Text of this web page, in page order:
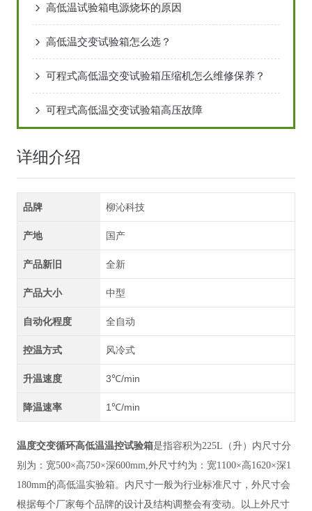
高低温试验箱电源烧坏的原因
高低温交变试验箱怎么选？
可程式高低温交变试验箱压缩机怎么维修保养？
可程式高低温交变试验箱高压故障
详细介绍
品牌 柳沁科技
产地 国产
产品新旧 全新
产品大小 中型
自动化程度 全自动
控温方式 风冷式
升温速度 3℃/min
降温速率 1℃/min
温度交变循环高低温温控试验箱是指容积为225L（升）内尺寸分
别为：宽500×高750×深600mm,外尺寸约为：宽1100×高1620×深1
180mm的高低温实验箱。内尺寸一般为行业标准尺寸，外尺寸会
根据每个厂家每个品牌的设计及结构调整会有变动。以上外尺寸